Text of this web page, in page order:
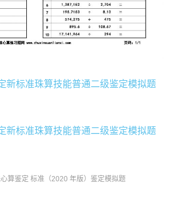
新标准珠算技能普通二级鉴定模拟题
新标准珠算技能普通二级鉴定模拟题
算鉴定 标准（2020 年版）鉴定模拟题